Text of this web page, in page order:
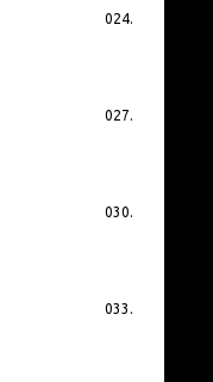
024.
027.
030.
033.